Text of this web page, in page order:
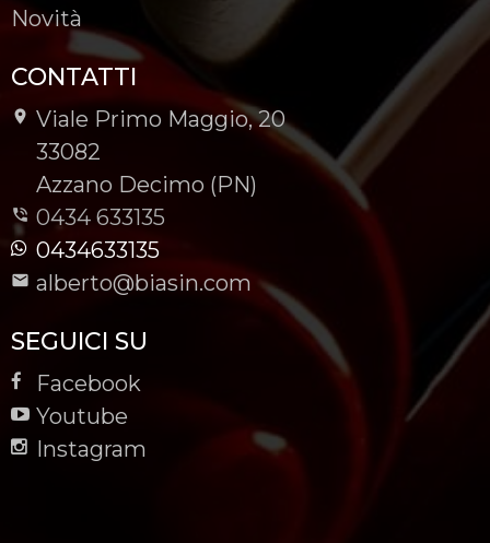
Novità
CONTATTI
Viale Primo Maggio, 20
-
33082
-
Azzano Decimo (PN)
0434 633135
0434633135
alberto@biasin.com
SEGUICI SU
Facebook
Youtube
Instagram